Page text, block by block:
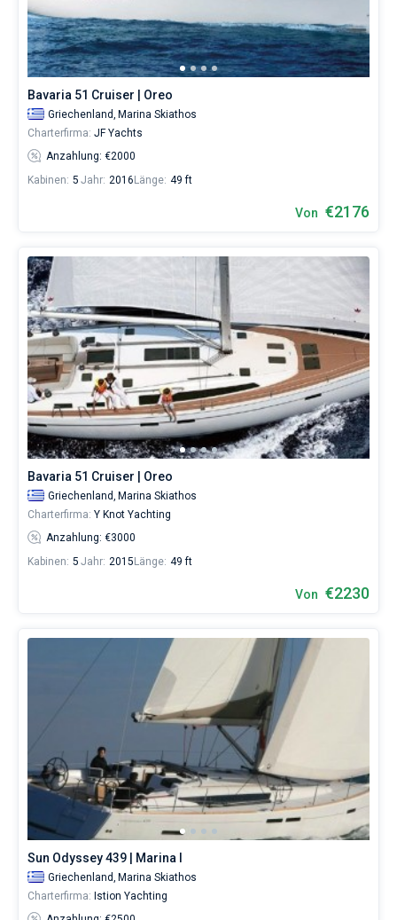
Skiathos
ohne
Skipper
wählen,
das
Boot
chartern
und
selbst
verwalten.
Sailica-
finden
Sie
60
Angebote
Marina
Skiathos
von
990€
sowohl
für
Liebhaber
eines
erholsamen
Urlaubs
als
auch
Segler,
Bavaria 51 Cruiser | Oreo
Griechenland, Marina Skiathos
Charterfirma: JF Yachts
Anzahlung: €2000
Kabinen: 5 Jahr: 2016 Länge: 49 ft
Von €2176
Bavaria 51 Cruiser | Oreo
Griechenland, Marina Skiathos
Charterfirma: Y Knot Yachting
Anzahlung: €3000
Kabinen: 5 Jahr: 2015 Länge: 49 ft
Von €2230
Sun Odyssey 439 | Marina I
Griechenland, Marina Skiathos
Charterfirma: Istion Yachting
Bareboat
Kapitan